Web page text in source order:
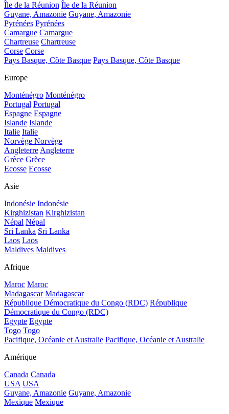
Île de la Réunion Île de la Réunion
Guyane, Amazonie Guyane, Amazonie
Pyrénées Pyrénées
Camargue Camargue
Chartreuse Chartreuse
Corse Corse
Pays Basque, Côte Basque Pays Basque, Côte Basque
Europe
Monténégro Monténégro
Portugal Portugal
Espagne Espagne
Islande Islande
Italie Italie
Norvège Norvège
Angleterre Angleterre
Grèce Grèce
Ecosse Ecosse
Asie
Indonésie Indonésie
Kirghizistan Kirghizistan
Népal Népal
Sri Lanka Sri Lanka
Laos Laos
Maldives Maldives
Afrique
Maroc Maroc
Madagascar Madagascar
République Démocratique du Congo (RDC) République
Démocratique du Congo (RDC)
Egypte Egypte
Togo Togo
Pacifique, Océanie et Australie Pacifique, Océanie et Australie
Amérique
Canada Canada
USA USA
Guyane, Amazonie Guyane, Amazonie
Mexique Mexique